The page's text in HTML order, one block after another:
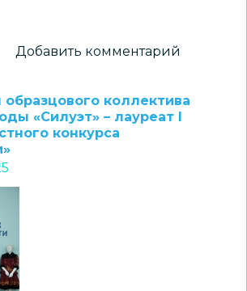
Добавить комментарий
коллектива
«Силуэт» – лауреат I
конкурса